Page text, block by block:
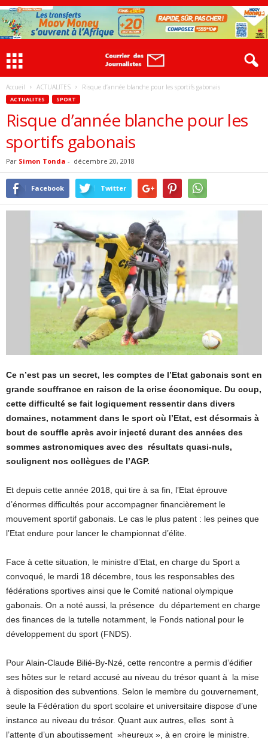
Accueil ACTUALITES Risque d’année blanche pour les sportifs gabonais
ACTUALITES SPORT
Risque d’année blanche pour les
sportifs gabonais
Par Simon Tonda - décembre 20, 2018
Facebook Twitter
Ce n’est pas un secret, les comptes de l’Etat gabonais sont en
grande souffrance en raison de la crise économique. Du coup,
cette difficulté se fait logiquement ressentir dans divers
domaines, notamment dans le sport où l’Etat, est désormais à
bout de souffle après avoir injecté durant des années des
sommes astronomiques avec des résultats quasi-nuls,
soulignent nos collègues de l’AGP.
Et depuis cette année 2018, qui tire à sa fin, l’Etat éprouve
d’énormes difficultés pour accompagner financièrement le
mouvement sportif gabonais. Le cas le plus patent : les peines que
l’Etat endure pour lancer le championnat d’élite.
Face à cette situation, le ministre d’Etat, en charge du Sport a
convoqué, le mardi 18 décembre, tous les responsables des
fédérations sportives ainsi que le Comité national olympique
gabonais. On a noté aussi, la présence du département en charge
des finances de la tutelle notamment, le Fonds national pour le
développement du sport (FNDS).
Pour Alain-Claude Bilié-By-Nzé, cette rencontre a permis d’édifier
ses hôtes sur le retard accusé au niveau du trésor quant à la mise
à disposition des subventions. Selon le membre du gouvernement,
seule la Fédération du sport scolaire et universitaire dispose d’une
instance au niveau du trésor. Quant aux autres, elles sont à
l’attente d’un aboutissement »heureux », à en croire le ministre.